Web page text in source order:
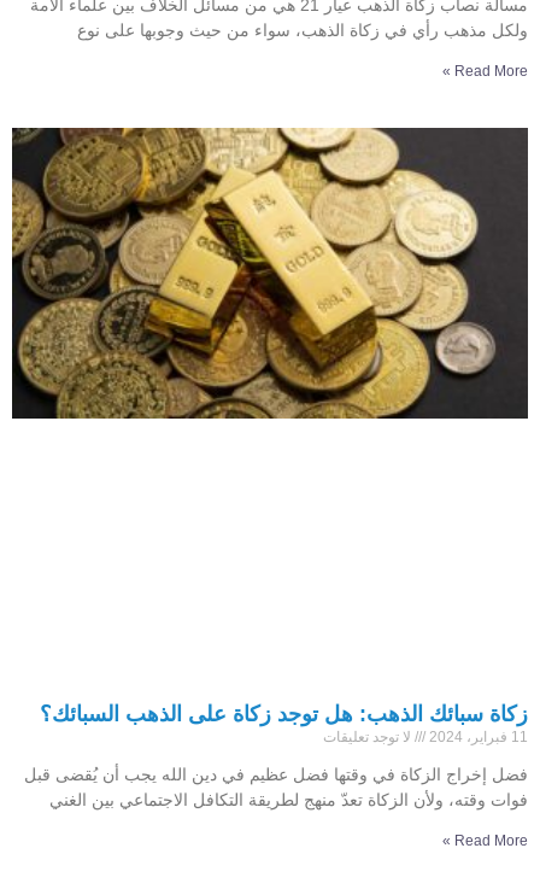
مسألة نصاب زكاة الذهب عيار 21 هي من مسائل الخلاف بين علماء الأمة
ولكل مذهب رأي في زكاة الذهب، سواء من حيث وجوبها على نوع
Read More »
زكاة سبائك الذهب: هل توجد زكاة على الذهب السبائك؟
11 فبراير، 2024 لا توجد تعليقات
فضل إخراج الزكاة في وقتها فضل عظيم في دين الله يجب أن يُقضى قبل
فوات وقته، ولأن الزكاة تعدّ منهج لطريقة التكافل الاجتماعي بين الغني
Read More »